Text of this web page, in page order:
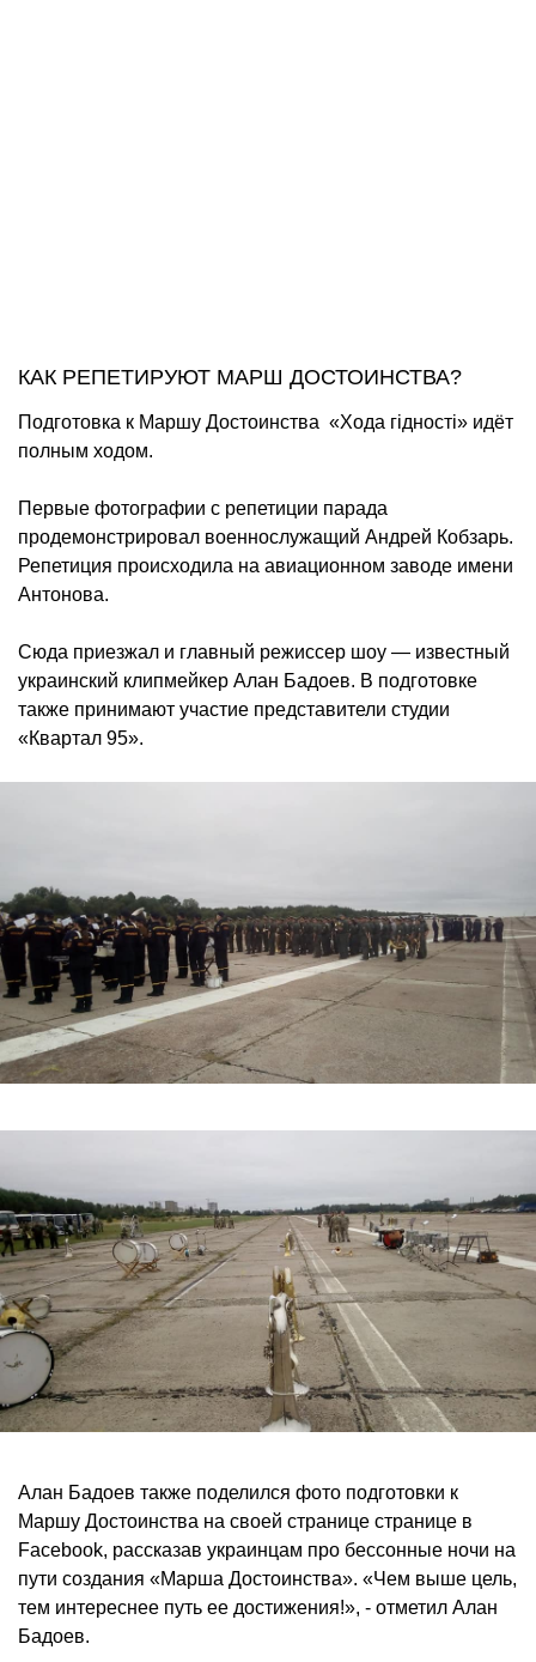
КАК РЕПЕТИРУЮТ МАРШ ДОСТОИНСТВА?
Подготовка к Маршу Достоинства «Хода гідності» идёт
полным ходом.
Первые фотографии с репетиции парада
продемонстрировал военнослужащий Андрей Кобзарь.
Репетиция происходила на авиационном заводе имени
Антонова.
Сюда приезжал и главный режиссер шоу — известный
украинский клипмейкер Алан Бадоев. В подготовке
также принимают участие представители студии
«Квартал 95».
Алан Бадоев также поделился фото подготовки к
Маршу Достоинства на своей странице странице в
Facebook, рассказав украинцам про бессонные ночи на
пути создания «Марша Достоинства». «Чем выше цель,
тем интереснее путь ее достижения!», - отметил Алан
Бадоев.